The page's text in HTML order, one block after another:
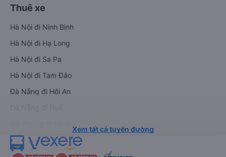
Thuê xe
Hà Nội đi Ninh Bình
Hà Nội đi Hạ Long
Hà Nội đi Sa Pa
Hà Nội đi Tam Đảo
Đà Nẵng đi Hội An
Xem tất cả tuyến đường